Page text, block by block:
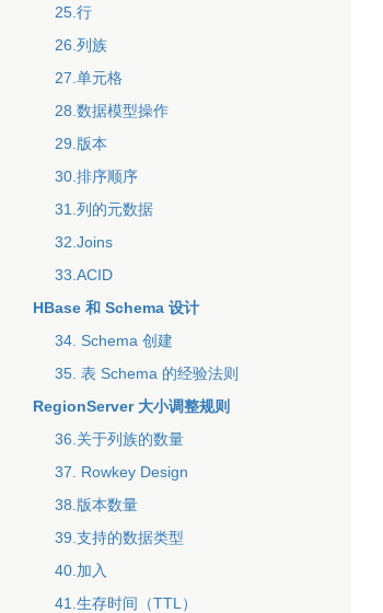
25.行
26.列族
27.单元格
28.数据模型操作
29.版本
30.排序顺序
31.列的元数据
32.Joins
33.ACID
HBase 和 Schema 设计
34. Schema 创建
35. 表 Schema 的经验法则
RegionServer 大小调整规则
36.关于列族的数量
37. Rowkey Design
38.版本数量
39.支持的数据类型
40.加入
41.生存时间（TTL）